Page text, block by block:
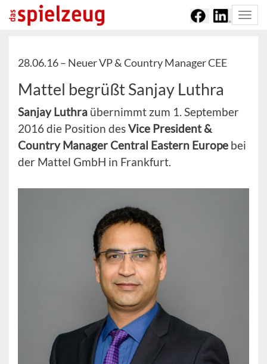
28.06.16 – Neuer VP & Country Manager CEE
Mattel begrüßt Sanjay Luthra
Sanjay Luthra übernimmt zum 1. September
2016 die Position desVice President &
Country Manager Central Eastern Europe bei
der Mattel GmbH in Frankfurt.